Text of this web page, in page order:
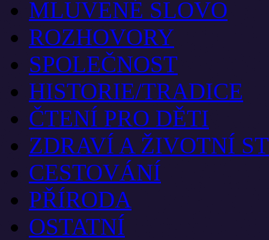
MLUVENÉ SLOVO
ROZHOVORY
SPOLEČNOST
HISTORIE/TRADICE
ČTENÍ PRO DĚTI
ZDRAVÍ A ŽIVOTNÍ
CESTOVÁNÍ
PŘÍRODA
OSTATNÍ